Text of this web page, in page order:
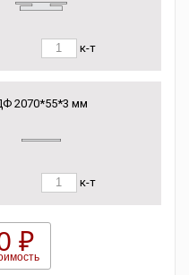
к-т
2070*55*3 мм
к-т
₽